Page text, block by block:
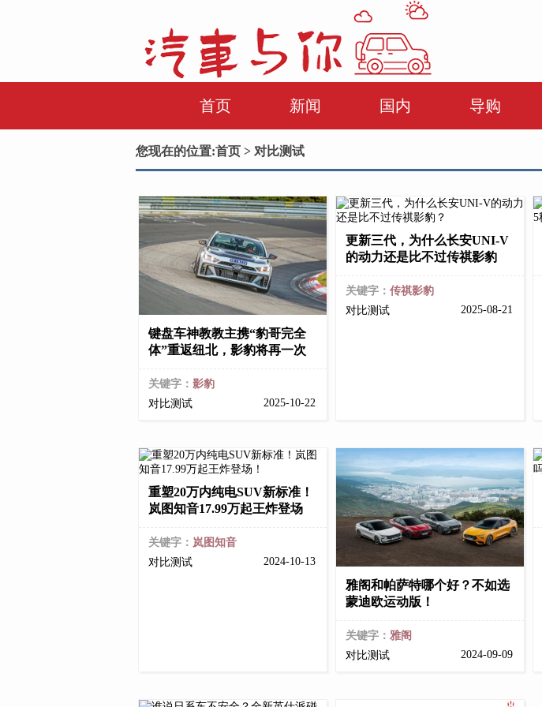
首页 新闻 国内 导购
您现在的位置:首页 > 对比测试
键盘车神教教主携“豹哥完全
体”重返纽北，影豹将再一次
关键字： 影豹
对比测试
2025-10-22
更新三代，为什么长安UNI-V
的动力还是比不过传祺影豹
关键字： 传祺影豹
对比测试
2025-08-21
重塑20万内纯电SUV新标准！
岚图知音17.99万起王炸登场
关键字： 岚图知音
对比测试
2024-10-13
雅阁和帕萨特哪个好？不如选
蒙迪欧运动版！
关键字： 雅阁
对比测试
2024-09-09